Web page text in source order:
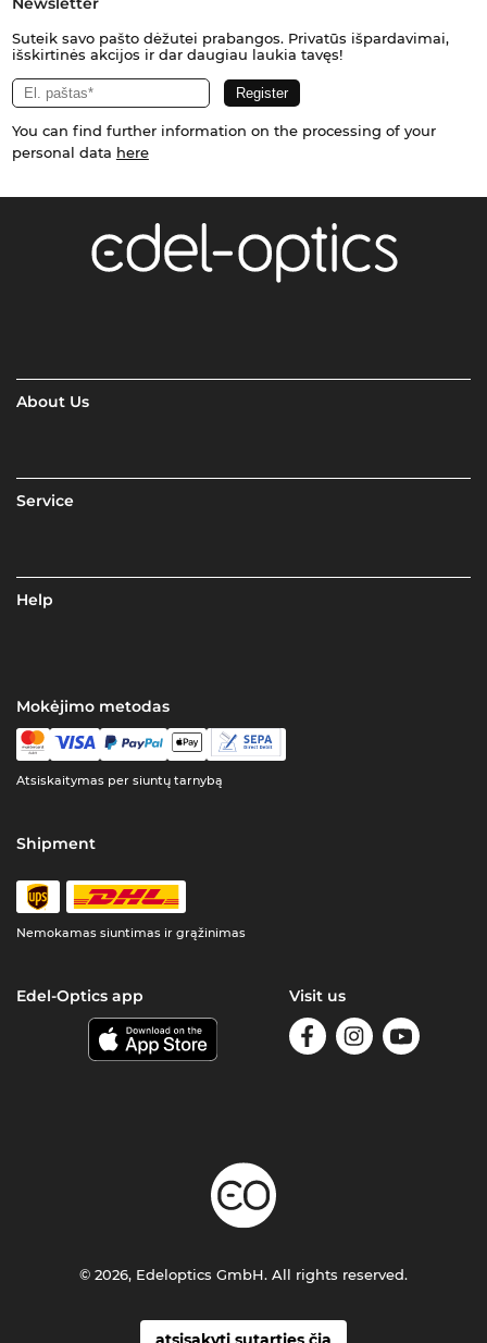
Suteik savo pašto dėžutei prabangos. Privatūs išpardavimai,
išskirtinės akcijos ir dar daugiau laukia tavęs!
You can find further information on the processing of your
personal data here
About Us
Service
Help
Mokėjimo metodas
Atsiskaitymas per siuntų tarnybą
Shipment
Nemokamas siuntimas ir grąžinimas
Edel-Optics app Visit us
© 2026, Edeloptics GmbH. All rights reserved.